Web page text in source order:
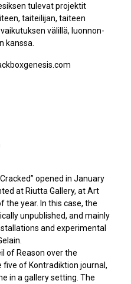
tulevat projektit
taiteilijan, taiteen
välillä, luonnon-
kanssa.
opened in January
at Riutta Gallery, at Art
the year. In this case, the
unpublished, and mainly
and experimental
of Reason over the
five of Kontradiktion journal,
in a gallery setting. The